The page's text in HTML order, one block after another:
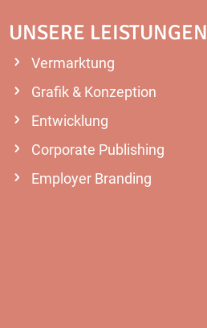
UNSERE LEISTUNGEN
Vermarktung
Grafik & Konzeption
Entwicklung
Corporate Publishing
Employer Branding